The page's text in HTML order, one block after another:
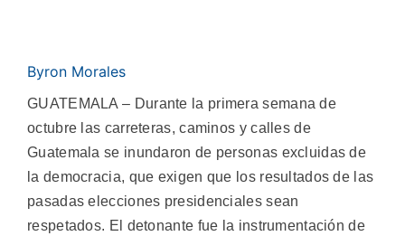
Byron Morales
GUATEMALA – Durante la primera semana de
octubre las carreteras, caminos y calles de
Guatemala se inundaron de personas excluidas de
la democracia, que exigen que los resultados de las
pasadas elecciones presidenciales sean
respetados. El detonante fue la instrumentación de